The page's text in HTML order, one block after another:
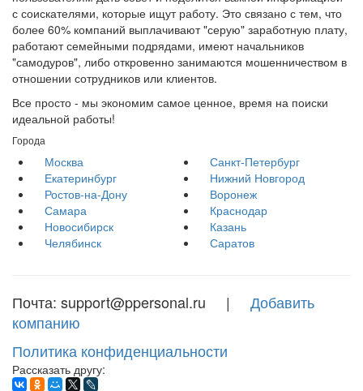
с соискателями, которые ищут работу. Это связано с тем, что
более 60% компаний выплачивают "серую" заработную плату,
работают семейными подрядами, имеют начальников
"самодуров", либо откровенно занимаются мошенничеством в
отношении сотрудников или клиентов.
Все просто - мы экономим самое ценное, время на поиски
идеальной работы!
Города
Москва
Санкт-Петербург
Екатеринбург
Нижний Новгород
Ростов-на-Дону
Воронеж
Самара
Краснодар
Новосибирск
Казань
Челябинск
Саратов
Почта: support@ppersonal.ru | Добавить
компанию
Политика конфиденциальности
Рассказать другу: